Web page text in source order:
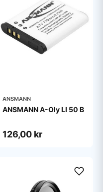
ANSMANN
ANSMANN A-Oly LI 50 B
126,00 kr